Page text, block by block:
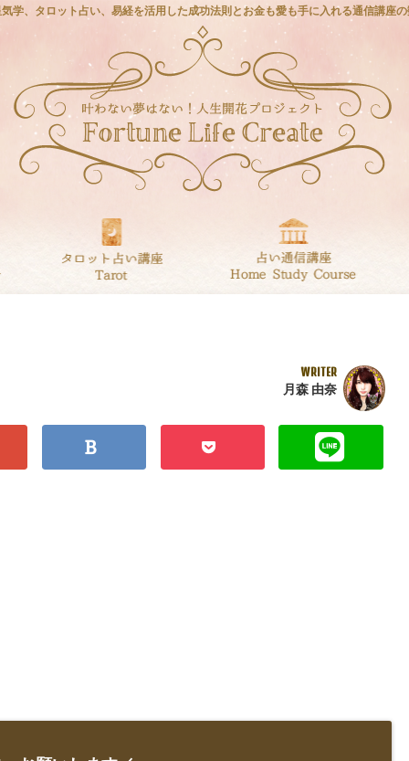
学、タロット占い、易経を活用した成功法則とお金も愛も手に入れる通信講座
WRITER
月森 由奈